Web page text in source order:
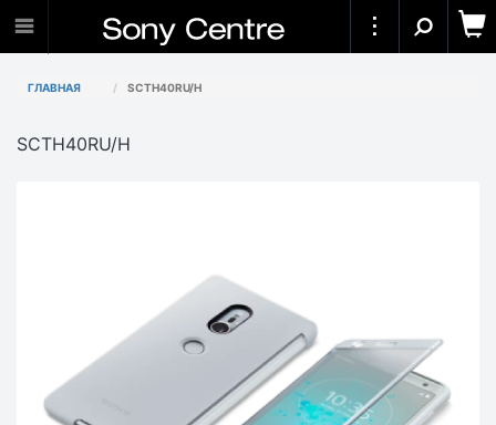
ГЛАВНАЯ SCTH40RU/H
SCTH40RU/H